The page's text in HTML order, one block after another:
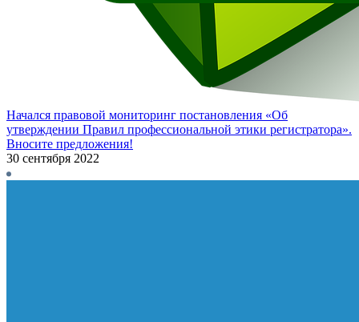
Начался правовой мониторинг постановления «Об
утверждении Правил профессиональной этики регистратора».
Вносите предложения!
30 сентября 2022